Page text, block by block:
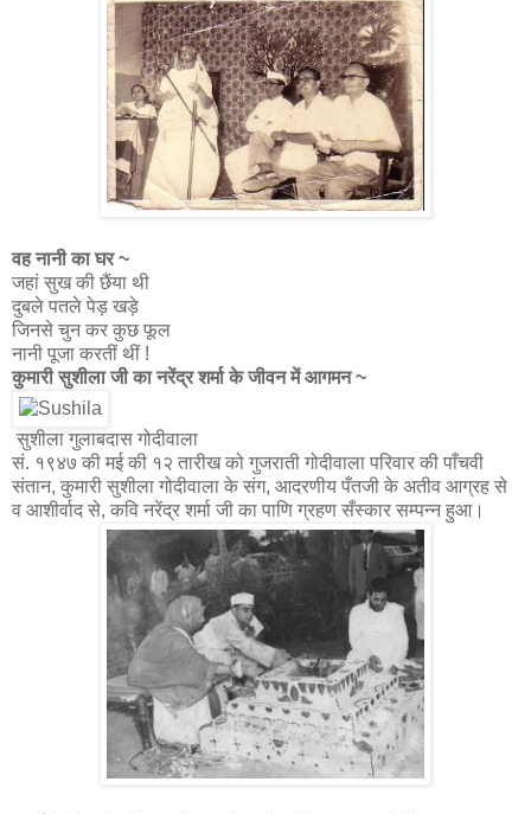
वह नानी का घर ~
जहां सुख की छैंया थी
दुबले पतले पेड़ खड़े
जिनसे चुन कर कुछ फूल
नानी पूजा करतीं थीं !
कुमारी सुशीला जी का नरेंद्र शर्मा के जीवन में आगमन ~
सुशीला गुलाबदास गोदीवाला
सं. १९४७ की मई की १२ तारीख को गुजराती गोदीवाला परिवार की पाँचवी
संतान, कुमारी सुशीला गोदीवाला के संग, आदरणीय पँतजी के अतीव आग्रह से
व आशीर्वाद से, कवि नरेंद्र शर्मा जी का पाणि ग्रहण सँस्कार सम्पन्न हुआ।